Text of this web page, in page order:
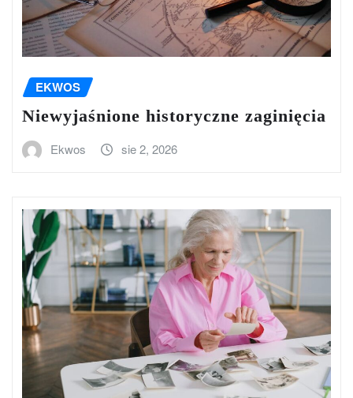
EKWOS
Niewyjaśnione historyczne zaginięcia
Ekwos sie 2, 2026